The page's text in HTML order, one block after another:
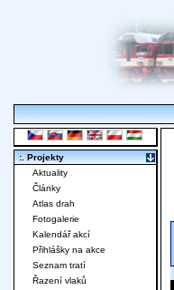
:. Projekty
Aktuality
Články
Atlas drah
Fotogalerie
Kalendář akcí
Přihlášky na akce
Seznam tratí
Řazení vlaků